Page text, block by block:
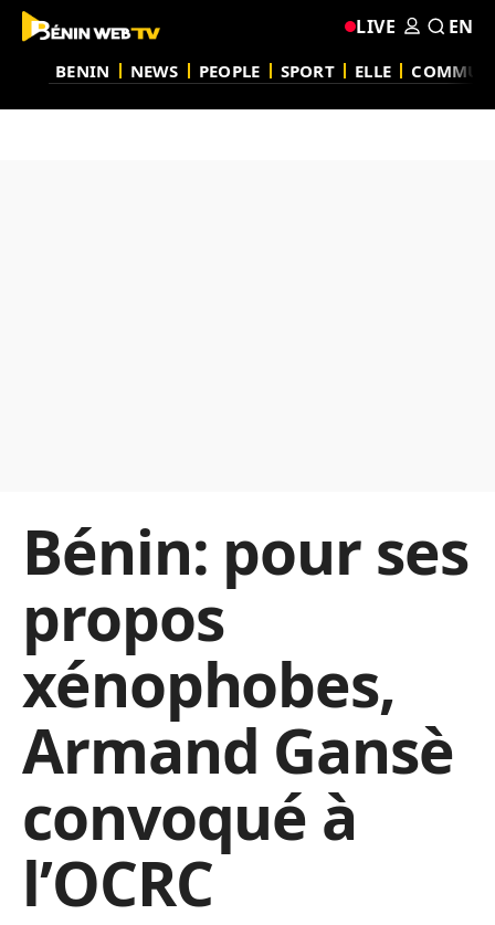
BENIN NEWS PEOPLE SPORT ELLE
LIVE EN
Bénin: pour ses
propos
xénophobes,
Armand Gansè
convoqué à
l’OCRC